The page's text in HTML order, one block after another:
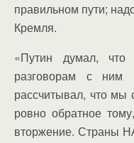
правильном пути;
Кремля.
«Путин думал,
разговорам с
рассчитывал, что мы
ровно обратное
вторжение. Страны